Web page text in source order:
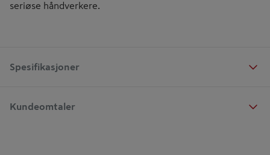
seriøse håndverkere.
Spesifikasjoner
Kundeomtaler